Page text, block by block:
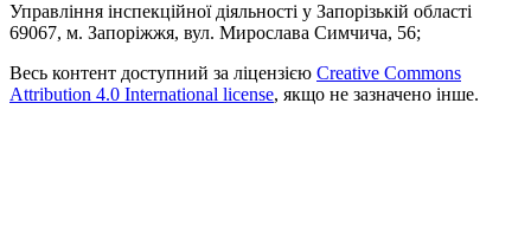
Управління інспекційної діяльності у Запорізькій області
69067, м. Запоріжжя, вул. Мирослава Симчича, 56;
Весь контент доступний за ліцензією Creative Commons
Attribution 4.0 International license, якщо не зазначено інше.